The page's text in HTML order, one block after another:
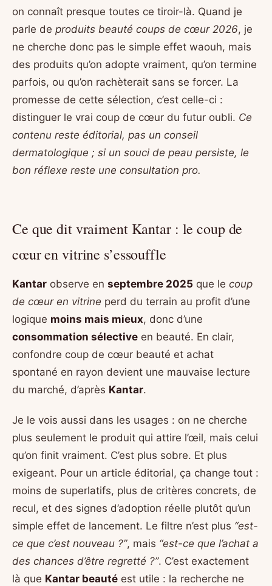
on connaît presque toutes ce tiroir-là. Quand je
parle de produits beauté coups de cœur 2026, je
ne cherche donc pas le simple effet waouh, mais
des produits qu’on adopte vraiment, qu’on termine
parfois, ou qu’on rachèterait sans se forcer. La
promesse de cette sélection, c’est celle-ci :
distinguer le vrai coup de cœur du futur oubli. Ce
contenu reste éditorial, pas un conseil
dermatologique ; si un souci de peau persiste, le
bon réflexe reste une consultation pro.
Ce que dit vraiment Kantar : le coup de
cœur en vitrine s’essouffle
Kantar observe en septembre 2025 que le coup
de cœur en vitrine perd du terrain au profit d’une
logique moins mais mieux, donc d’une
consommation sélective en beauté. En clair,
confondre coup de cœur beauté et achat
spontané en rayon devient une mauvaise lecture
du marché, d’après Kantar.
Je le vois aussi dans les usages : on ne cherche
plus seulement le produit qui attire l’œil, mais celui
qu’on finit vraiment. C’est plus sobre. Et plus
exigeant. Pour un article éditorial, ça change tout :
moins de superlatifs, plus de critères concrets, de
recul, et des signes d’adoption réelle plutôt qu’un
simple effet de lancement. Le filtre n’est plus “est-
ce que c’est nouveau ?”, mais “est-ce que l’achat a
des chances d’être regretté ?”. C’est exactement
là que Kantar beauté est utile : la recherche ne